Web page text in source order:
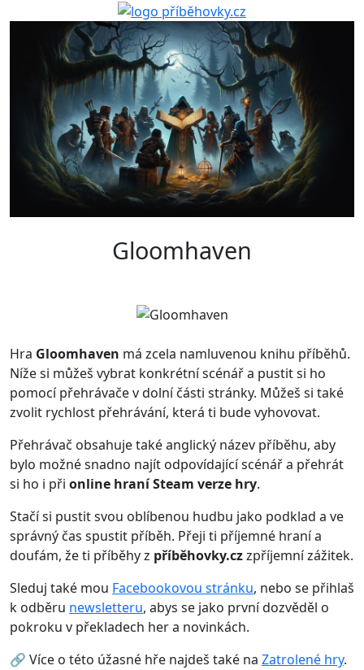
Gloomhaven
Hra Gloomhaven má zcela namluvenou knihu příběhů.
Níže si můžeš vybrat konkrétní scénář a pustit si ho
pomocí přehrávače v dolní části stránky. Můžeš si také
zvolit rychlost přehrávání, která ti bude vyhovovat.
Přehrávač obsahuje také anglický název příběhu, aby
bylo možné snadno najít odpovídající scénář a přehrát
si ho i při online hraní Steam verze hry.
Stačí si pustit svou oblíbenou hudbu jako podklad a ve
správný čas spustit příběh. Přeji ti příjemné hraní a
doufám, že ti příběhy z příběhovky.czzpříjemní zážitek.
Sleduj také mou Facebookovou stránku, nebo se přihlaš
k odběru newsletteru, abys se jako první dozvěděl o
pokroku v překladech her a novinkách.
🔗 Více o této úžasné hře najdeš také na Zatrolené hry.